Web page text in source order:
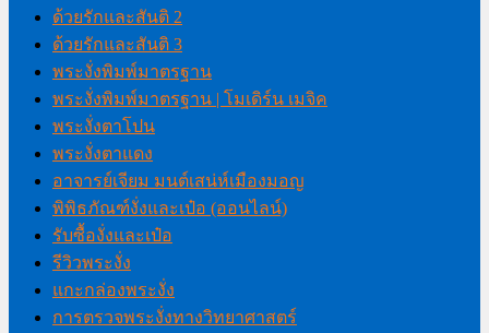
ด้วยรักและสันติ 2
ด้วยรักและสันติ 3
พระงั่งพิมพ์มาตรฐาน
พระงั่งพิมพ์มาตรฐาน | โมเดิร์น เมจิค
พระงั่งตาโปน
พระงั่งตาแดง
อาจารย์เจียม มนต์เสน่ห์เมืองมอญ
พิพิธภัณฑ์งั่งและเป๋อ (ออนไลน์)
รับซื้องั่งและเป๋อ
รีวิวพระงั่ง
แกะกล่องพระงั่ง
การตรวจพระงั่งทางวิทยาศาสตร์